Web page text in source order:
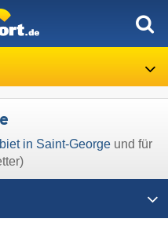
in Saint-George und für